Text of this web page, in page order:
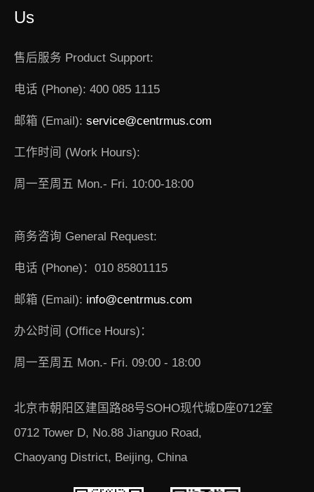
Us
售后服务 Product Support:
电话 (Phone): 400 085 1115
邮箱 (Email): service@centrmus.com
工作时间 (Work Hours):
周一至周五 Mon.- Fri. 10:00-18:00
商务咨询 General Request:
电话 (Phone)：010 85801115
邮箱 (Email): info@centrmus.com
办公时间 (Office Hours)：
周一至周五 Mon.- Fri. 09:00 - 18:00
北京市朝阳区建国路88号SOHO现代城D座0712室
0712 Tower D, No.88 Jianguo Road,
Chaoyang District, Beijing, China